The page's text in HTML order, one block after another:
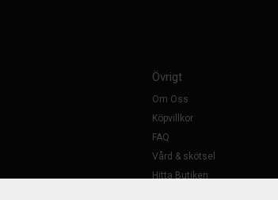
Övrigt
Om Oss
Köpvillkor
FAQ
Vård & skötsel
Hitta Butiken